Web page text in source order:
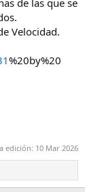
Velocidad.
%20by%20
edición: 10 Mar 2026